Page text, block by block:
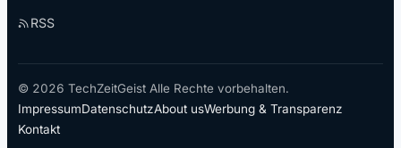
RSS
© 2026 TechZeitGeist Alle Rechte vorbehalten.
ImpressumDatenschutzAbout usWerbung & Transparenz
Kontakt